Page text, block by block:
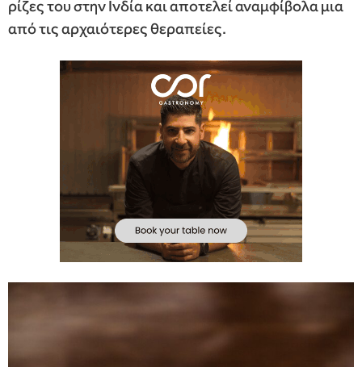
ρίζες του στην Ινδία και αποτελεί αναμφίβολα μια
από τις αρχαιότερες θεραπείες.